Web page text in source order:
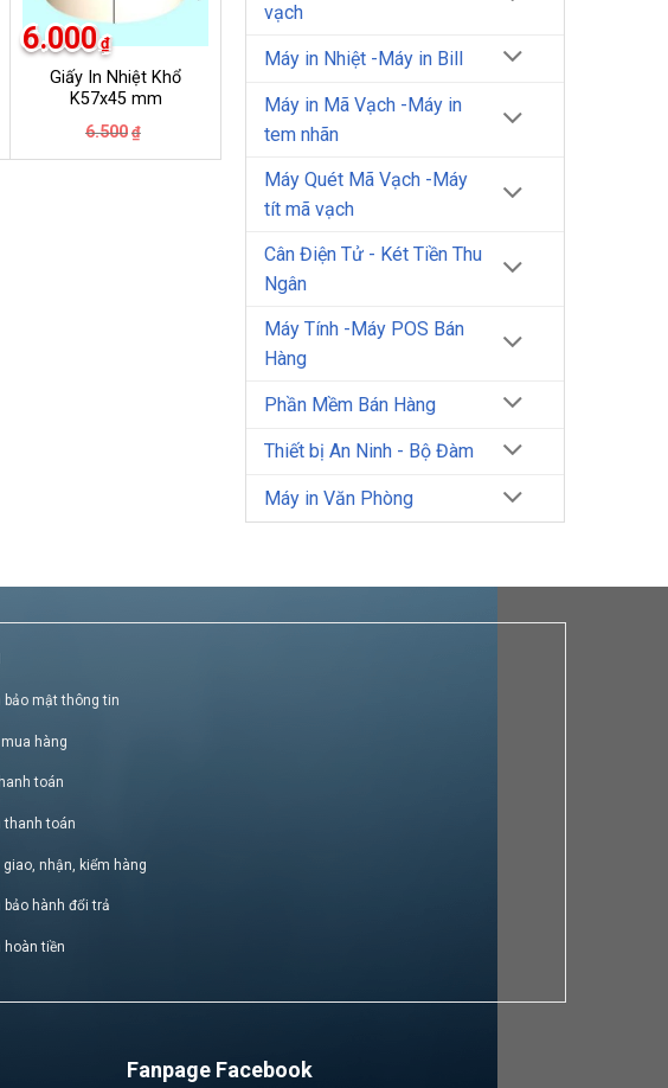
Giấy In Nhiệt Khổ
K57x45 mm
6.500 ₫
là:
6.000 ₫
tại
vạch
Máy in Nhiệt -Máy in Bill
Máy in Mã Vạch -Máy in
tem nhãn
Máy Quét Mã Vạch -Máy
tít mã vạch
Cân Điện Tử - Két Tiền Thu
Ngân
Máy Tính -Máy POS Bán
Hàng
Phần Mềm Bán Hàng
Thiết bị An Ninh - Bộ Đàm
Máy in Văn Phòng
bảo mật thông tin
hàng
toán
thanh toán
nhận, kiểm hàng
hành đổi trả
hoàn tiền
Fanpage Facebook